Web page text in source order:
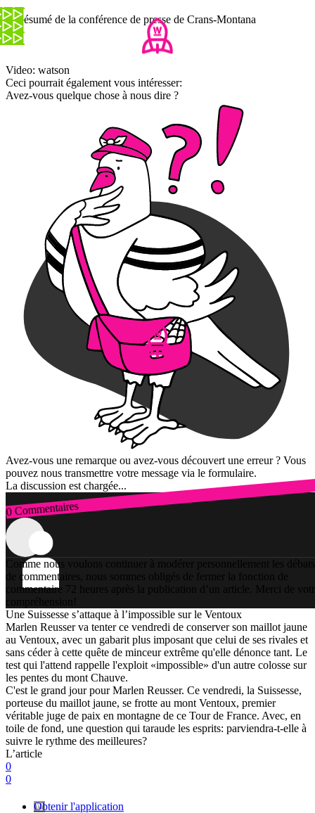
Le résumé de la conférence de presse de Crans-Montana
Video: watson
Ceci pourrait également vous intéresser:
Avez-vous quelque chose à nous dire ?
Avez-vous une remarque ou avez-vous découvert une erreur ? Vous
pouvez nous transmettre votre message via le formulaire.
La discussion est chargée...
0 Commentaires
Connexion
Comme nous voulons continuer à modérer personnellement les débats
de commentaires, nous sommes obligés de fermer la fonction de
commentaire 72 heures après la publication d’un article. Merci de
compréhension!
Une Suissesse s’attaque à l’impossible sur le Ventoux
Marlen Reusser va tenter ce vendredi de conserver son maillot jaune
au Ventoux, avec un gabarit plus imposant que celui de ses rivales et
sans céder à cette quête de minceur extrême qu'elle dénonce tant. Le
test qui l'attend rappelle l'exploit «impossible» d'un autre colosse sur
les pentes du mont Chauve.
C'est le grand jour pour Marlen Reusser. Ce vendredi, la Suissesse,
porteuse du maillot jaune, se frotte au mont Ventoux, premier
véritable juge de paix en montagne de ce Tour de France. Avec, en
toile de fond, une question qui taraude les esprits: parviendra-t-elle à
suivre le rythme des meilleures?
L’article
0
0
Obtenir l'application